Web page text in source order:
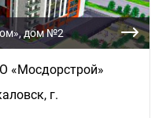
дом №2
«Мосдорстрой»
г.